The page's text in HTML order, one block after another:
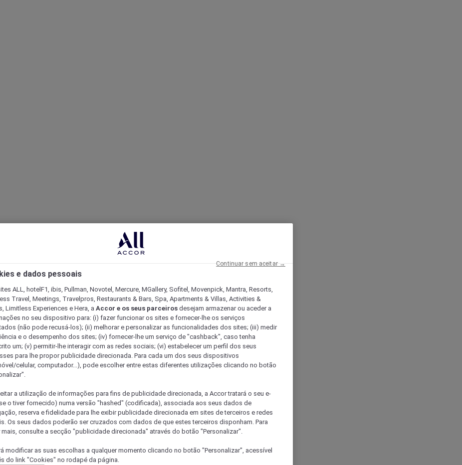
e dados pessoais
ALL, hotelF1, ibis, Pullman, Novotel, Mercure, MGallery, Sofitel, Movenpick, Mantra, Resorts,
Travel, Meetings, Travelpros, Restaurants & Bars, Spa, Apartments & Villas, Activities &
Limitless Experiences e Hera, a Accor e os seus parceiros desejam armazenar ou aceder a
no seu dispositivo para: (i) fazer funcionar os sites e fornecer-lhe os serviços
(não pode recusá-los); (ii) melhorar e personalizar as funcionalidades dos sites; (iii) medir
e o desempenho dos sites; (iv) fornecer-lhe um serviço de "cashback", caso tenha
um; (v) permitir-lhe interagir com as redes sociais; (vi) estabelecer um perfil dos seus
para lhe propor publicidade direcionada. Para cada um dos seus dispositivos
celular, computador...), pode escolher entre estas diferentes utilizações clicando no botão
a utilização de informações para fins de publicidade direcionada, a Accor tratará o seu e-
o tiver fornecido) numa versão "hashed" (codificada), associada aos seus dados de
reserva e fidelidade para lhe exibir publicidade direcionada em sites de terceiros e redes
Os seus dados poderão ser cruzados com dados de que estes terceiros disponham. Para
mais, consulte a secção "publicidade direcionada" através do botão "Personalizar".
modificar as suas escolhas a qualquer momento clicando no botão "Personalizar", acessível
do link "Cookies" no rodapé da página.
Continuar sem aceitar →